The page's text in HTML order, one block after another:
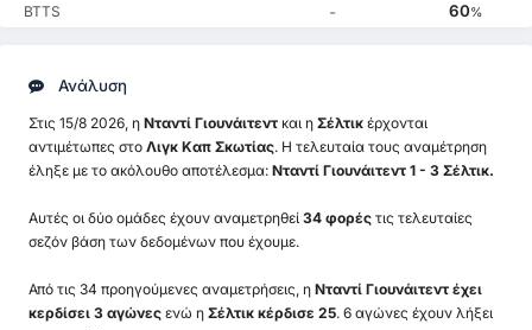
BTTS - 60%
Ανάλυση
Στις 15/8 2026, η Νταντί Γιουνάιτεντ και η Σέλτικ έρχονται
αντιμέτωπες στο Λιγκ Καπ Σκωτίας. Η τελευταία τους αναμέτρηση
έληξε με το ακόλουθο αποτέλεσμα: Νταντί Γιουνάιτεντ 1 - 3 Σέλτικ.
Αυτές οι δύο ομάδες έχουν αναμετρηθεί 34 φορές τις τελευταίες
σεζόν βάση των δεδομένων που έχουμε.
Από τις 34 προηγούμενες αναμετρήσεις, η Νταντί Γιουνάιτεντ έχει
κερδίσει 3 αγώνες ενώ η Σέλτικ κέρδισε 25. 6 αγώνες έχουν λήξει